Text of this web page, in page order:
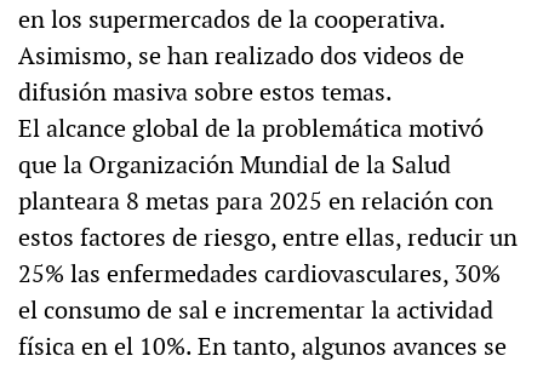
en los supermercados de la cooperativa.
Asimismo, se han realizado dos videos de
difusión masiva sobre estos temas.
El alcance global de la problemática motivó
que la Organización Mundial de la Salud
planteara 8 metas para 2025 en relación con
estos factores de riesgo, entre ellas, reducir un
25% las enfermedades cardiovasculares, 30%
el consumo de sal e incrementar la actividad
física en el 10%. En tanto, algunos avances se